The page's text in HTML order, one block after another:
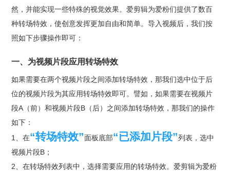
然，并能实现一些特殊的视觉效果。爱剪辑为爱粉们提供了数百
种转场特效，使创意发挥更加自由和简单。导入视频后，我们按
照如下步骤操作即可：
一、为视频片段应用转场特效
如果需要在两个视频片段之间添加转场特效，那我们选中位于后
位的视频片段为其应用转场特效即可。譬如，如果需要在视频片
段A（前）和视频片段B（后）之间添加转场特效，那我们的操作
如下：
1、在“转场特效”面板底部“已添加片段”列表，选中
视频片段B；
2、在转场特效列表中，选择需要应用的转场特效。爱剪辑为爱粉